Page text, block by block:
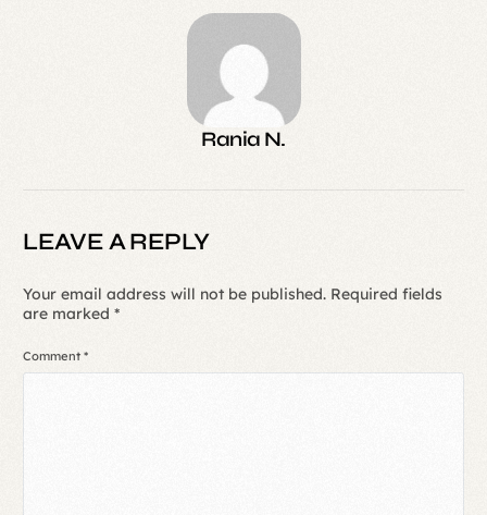
Rania N.
LEAVE A REPLY
Your email address will not be published. Required fields
are marked*
Comment*